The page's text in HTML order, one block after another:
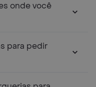
onde você
para pedir